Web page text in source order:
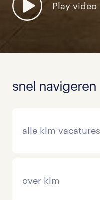
Play video
snel navigeren
alle klm vacatures
over klm